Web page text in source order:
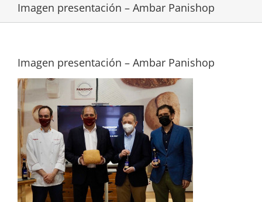
Imagen presentación – Ambar Panishop
Imagen presentación – Ambar Panishop